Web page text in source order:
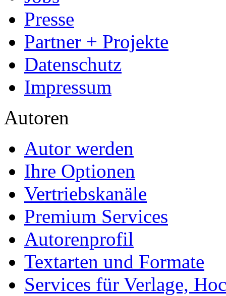
Presse
Partner + Projekte
Datenschutz
Impressum
Autoren
Autor werden
Ihre Optionen
Vertriebskanäle
Premium Services
Autorenprofil
Textarten und Formate
Services für Verlage,